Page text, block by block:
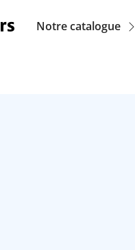
Navigation
Notre catalogue